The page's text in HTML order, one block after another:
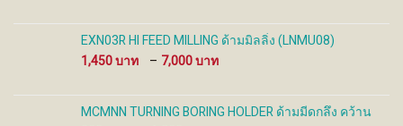
900 ฿
through
1,800 ฿
EXN03R HI FEED MILLING ด้ามมิลลิ่ง (LNMU08)
1,450
– 7,000
1,450 ฿
through
MCMNN TURNING BORING HOLDER ด้ามมีดกลึง คว้าน